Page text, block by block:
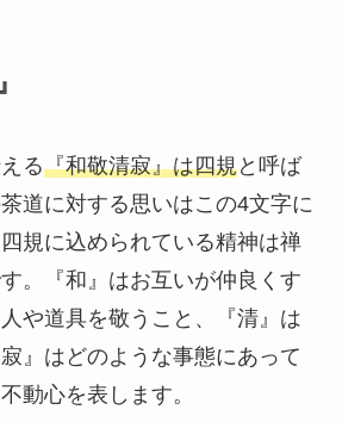
る『和敬清寂』は四規と呼ば
道に対する思いはこの4文字に
規に込められている精神は禅
。『和』はお互いが仲良くす
や道具を敬うこと、『清』は
』はどのような事態にあって
動心を表します。